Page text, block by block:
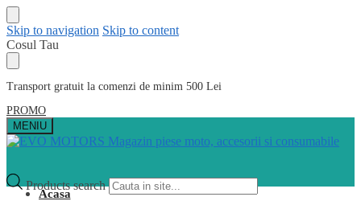
Skip to navigation Skip to content
Cosul Tau
Transport gratuit la comenzi de minim 500 Lei
PROMO
MENIU
Products search
Acasa